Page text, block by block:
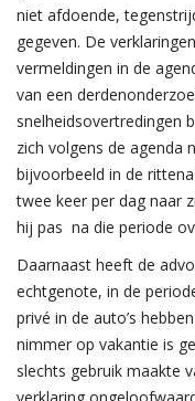
niet afdoende,
gegeven. De
vermeldingen in de
van een
snelheidsovertredingen
zich volgens de agenda
bijvoorbeeld in de
twee keer per dag naar
hij pas na die periode
Daarnaast heeft de
echtgenote, in de
privé in de auto’s
nimmer op vakantie is
slechts gebruik maakte